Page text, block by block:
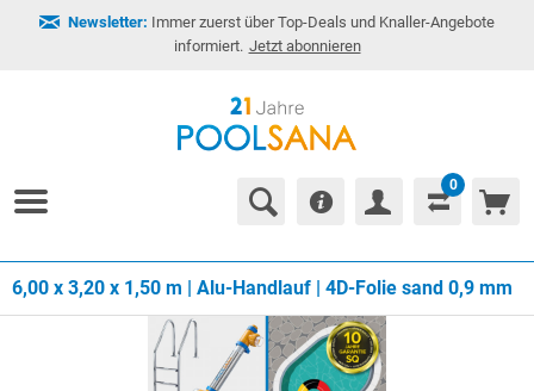
Newsletter: Immer zuerst über Top-Deals und Knaller-Angebote
informiert. Jetzt abonnieren
0
6,00 x 3,20 x 1,50 m | Alu-Handlauf | 4D-Folie sand 0,9 mm